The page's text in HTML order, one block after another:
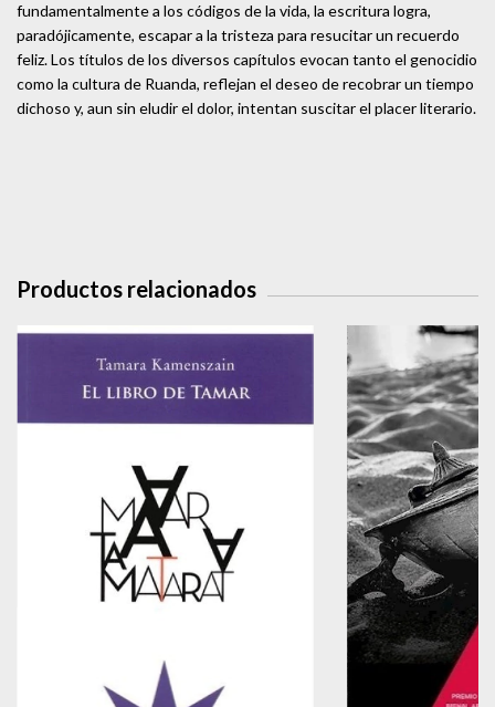
fundamentalmente a los códigos de la vida, la escritura logra,
paradójicamente, escapar a la tristeza para resucitar un recuerdo
feliz. Los títulos de los diversos capítulos evocan tanto el genocidio
como la cultura de Ruanda, reflejan el deseo de recobrar un tiempo
dichoso y, aun sin eludir el dolor, intentan suscitar el placer literario.
Productos relacionados